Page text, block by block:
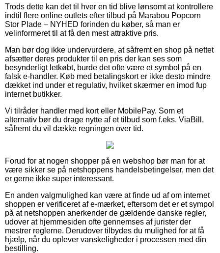
Trods dette kan det til hver en tid blive lønsomt at kontrollere
indtil flere online outlets efter tilbud på Marabou Popcorn
Stor Plade – NYHED forinden du køber, så man er
velinformeret til at få den mest attraktive pris.
Man bør dog ikke undervurdere, at såfremt en shop på nettet
afsætter deres produkter til en pris der kan ses som
besynderligt letkøbt, burde det ofte være et symbol på en
falsk e-handler. Køb med betalingskort er ikke desto mindre
dækket ind under et regulativ, hvilket skærmer en imod fup
internet butikker.
Vi tilråder handler med kort eller MobilePay. Som et
alternativ bør du drage nytte af et tilbud som f.eks. ViaBill,
såfremt du vil dække regningen over tid.
Forud for at nogen shopper på en webshop bør man for at
være sikker se på netshoppens handelsbetingelser, men det
er gerne ikke super interessant.
En anden valgmulighed kan være at finde ud af om internet
shoppen er verificeret af e-mærket, eftersom det er et sympol
på at netshoppen anerkender de gældende danske regler,
udover at hjemmesiden ofte gennemses af jurister der
mestrer reglerne. Derudover tilbydes du mulighed for at få
hjælp, når du oplever vanskeligheder i processen med din
bestilling.